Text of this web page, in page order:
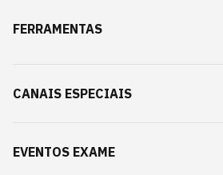
FERRAMENTAS
CANAIS ESPECIAIS
EVENTOS EXAME